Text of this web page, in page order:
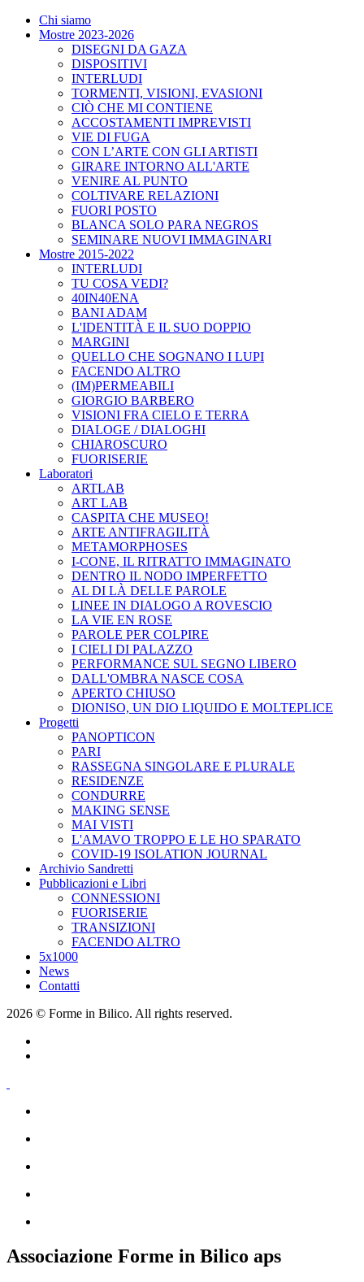
Chi siamo
Mostre 2023-2026
DISEGNI DA GAZA
DISPOSITIVI
INTERLUDI
TORMENTI, VISIONI, EVASIONI
CIÒ CHE MI CONTIENE
ACCOSTAMENTI IMPREVISTI
VIE DI FUGA
CON L’ARTE CON GLI ARTISTI
GIRARE INTORNO ALL'ARTE
VENIRE AL PUNTO
COLTIVARE RELAZIONI
FUORI POSTO
BLANCA SOLO PARA NEGROS
SEMINARE NUOVI IMMAGINARI
Mostre 2015-2022
INTERLUDI
TU COSA VEDI?
40IN40ENA
BANI ADAM
L'IDENTITÀ E IL SUO DOPPIO
MARGINI
QUELLO CHE SOGNANO I LUPI
FACENDO ALTRO
(IM)PERMEABILI
GIORGIO BARBERO
VISIONI FRA CIELO E TERRA
DIALOGE / DIALOGHI
CHIAROSCURO
FUORISERIE
Laboratori
ARTLAB
ART LAB
CASPITA CHE MUSEO!
ARTE ANTIFRAGILITÀ
METAMORPHOSES
I-CONE, IL RITRATTO IMMAGINATO
DENTRO IL NODO IMPERFETTO
AL DI LÀ DELLE PAROLE
LINEE IN DIALOGO A ROVESCIO
LA VIE EN ROSE
PAROLE PER COLPIRE
I CIELI DI PALAZZO
PERFORMANCE SUL SEGNO LIBERO
DALL'OMBRA NASCE COSA
APERTO CHIUSO
DIONISO, UN DIO LIQUIDO E MOLTEPLICE
Progetti
PANOPTICON
PARI
RASSEGNA SINGOLARE E PLURALE
RESIDENZE
CONDURRE
MAKING SENSE
MAI VISTI
L'AMAVO TROPPO E LE HO SPARATO
COVID-19 ISOLATION JOURNAL
Archivio Sandretti
Pubblicazioni e Libri
CONNESSIONI
FUORISERIE
TRANSIZIONI
FACENDO ALTRO
5x1000
News
Contatti
2026 © Forme in Bilico. All rights reserved.
Associazione Forme in Bilico aps